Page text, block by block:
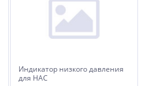
Индикатор низкого давления
для HAC